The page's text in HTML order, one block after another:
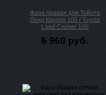
Фара правая для Тойота
Ленд Крузер 100 / Toyota
Land Cruiser 100
6 960 руб.